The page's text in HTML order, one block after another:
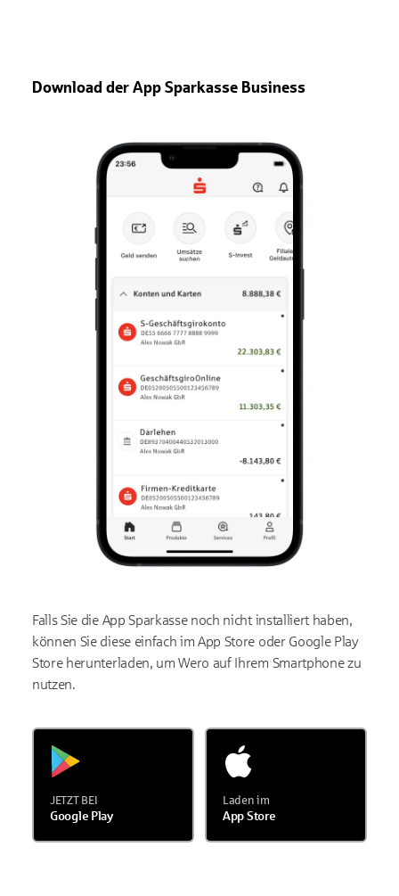
Download der App Sparkasse Business
Falls Sie die App Sparkasse noch nicht installiert haben,
können Sie diese einfach im App Store oder Google Play
Store herunterladen, um Wero auf Ihrem Smartphone zu
nutzen.
JETZT BEI
Google Play
Laden im
App Store